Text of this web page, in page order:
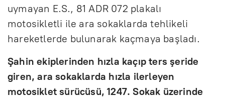
uymayan E.S., 81 ADR 072 plakalı
motosikletli ile ara sokaklarda tehlikeli
hareketlerde bulunarak kaçmaya başladı.
Şahin ekiplerinden hızla kaçıp ters şeride
giren, ara sokaklarda hızla ilerleyen
motosiklet sürücüsü, 1247. Sokak üzerinde